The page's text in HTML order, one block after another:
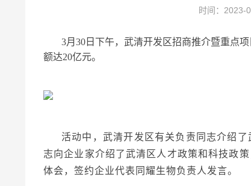
时间：2023-
3月30日下午，武清开发区招商推介暨重点
额达20亿元。
活动中，武清开发区有关负责同志介绍
志向企业家介绍了武清区人才政策和科技政
体会，签约企业代表同耀生物负责人发言。